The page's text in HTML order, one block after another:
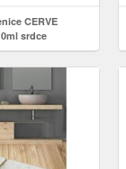
CERVE
srdce